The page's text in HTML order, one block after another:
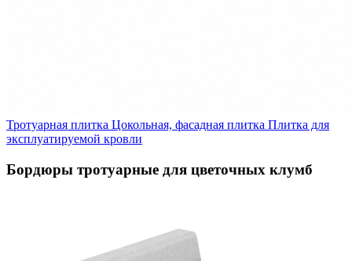
Тротуарная плитка Цокольная, фасадная плитка Плитка для
эксплуатируемой кровли
Бордюры тротуарные для цветочных клумб